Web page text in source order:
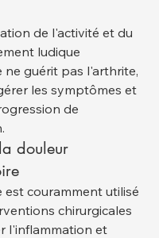
de l'activité et du
ludique
ne guérit pas l'arthrite,
les symptômes et
de
douleur
est couramment utilisé
chirurgicales
l'inflammation et